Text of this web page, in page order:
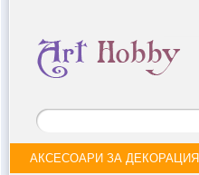
АКСЕСОАРИ ЗА ДЕКОРАЦИЯ